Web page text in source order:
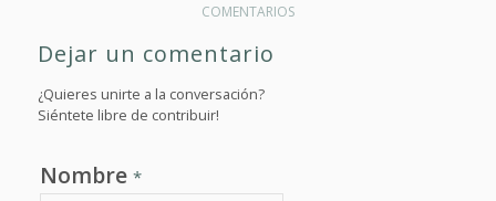
COMENTARIOS
Dejar un comentario
¿Quieres unirte a la conversación?
Siéntete libre de contribuir!
Nombre *